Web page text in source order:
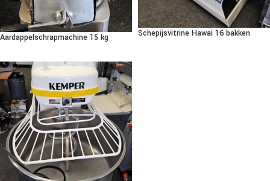
Aardappelschrapmachine 15 kg Schepijsvitrine Hawai 16 bakken